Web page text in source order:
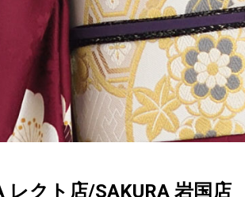
レクト店/SAKURA 岩国店